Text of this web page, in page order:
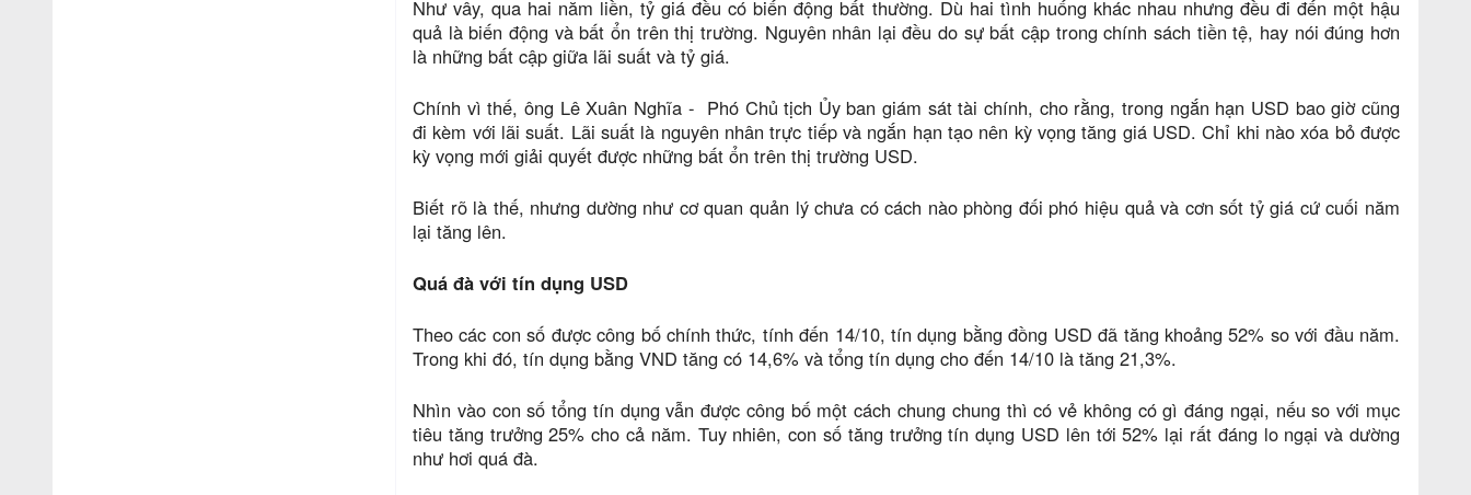
Như vây, qua hai năm liền, tỷ giá đều có biến động bất thường. Dù hai tình huống khác nhau nhưng đều đi đến một hậu
quả là biến động và bất ổn trên thị trường. Nguyên nhân lại đều do sự bất cập trong chính sách tiền tệ, hay nói đúng hơn
là những bất cập giữa lãi suất và tỷ giá.
Chính vì thế, ông Lê Xuân Nghĩa - Phó Chủ tịch Ủy ban giám sát tài chính, cho rằng, trong ngắn hạn USD bao giờ cũng
đi kèm với lãi suất. Lãi suất là nguyên nhân trực tiếp và ngắn hạn tạo nên kỳ vọng tăng giá USD. Chỉ khi nào xóa bỏ được
kỳ vọng mới giải quyết được những bất ổn trên thị trường USD.
Biết rõ là thế, nhưng dường như cơ quan quản lý chưa có cách nào phòng đối phó hiệu quả và cơn sốt tỷ giá cứ cuối năm
lại tăng lên.
Quá đà với tín dụng USD
Theo các con số được công bố chính thức, tính đến 14/10, tín dụng bằng đồng USD đã tăng khoảng 52% so với đầu năm.
Trong khi đó, tín dụng bằng VND tăng có 14,6% và tổng tín dụng cho đến 14/10 là tăng 21,3%.
Nhìn vào con số tổng tín dụng vẫn được công bố một cách chung chung thì có vẻ không có gì đáng ngại, nếu so với mục
tiêu tăng trưởng 25% cho cả năm. Tuy nhiên, con số tăng trưởng tín dụng USD lên tới 52% lại rất đáng lo ngại và dường
như hơi quá đà.